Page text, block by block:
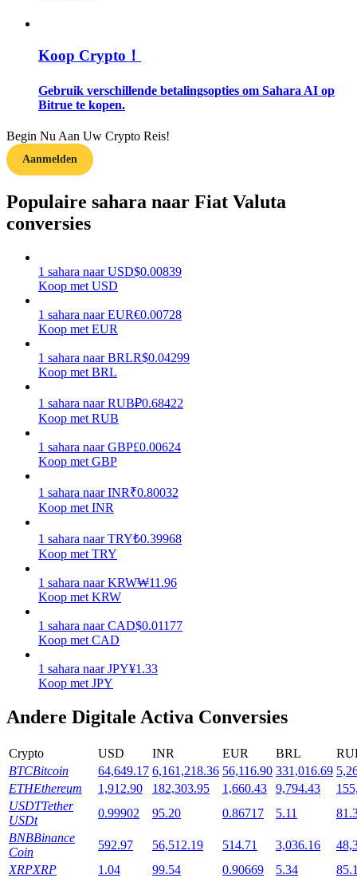
Leer hoe u winstgevend kunt blijven
Verdienen
Macht varkentje
Uitzetten
Hoog rendement en directe toegang
Flexibel staken om populaire tokens te verdienen.
Koop Crypto！
Gebruik verschillende betalingsopties om Sahara AI op
Bitrue te kopen.
Begin Nu Aan Uw Crypto Reis!
Aanmelden
Populaire sahara naar Fiat Valuta
conversies
1 sahara naar USD$0.00839
Koop met USD
1 sahara naar EUR€0.00728
Koop met EUR
1 sahara naar BRLR$0.04299
Koop met BRL
1 sahara naar RUB₽0.68422
Koop met RUB
1 sahara naar GBP£0.00624
Koop met GBP
1 sahara naar INR₹0.80032
Koop met INR
1 sahara naar TRY₺0.39968
Koop met TRY
1 sahara naar KRW₩11.96
Koop met KRW
1 sahara naar CAD$0.01177
Koop met CAD
1 sahara naar JPY¥1.33
Koop met JPY
Andere Digitale Activa Conversies
Crypto USD INR EUR BRL
BTCBitcoin 64,649.17 6,161,218.36 56,116.90 331,016.69
ETHEthereum 1,912.90 182,303.95 1,660.43 9,794.43
USDTTether
USDt
0.99902 95.20 0.86717 5.11
BNBBinance
Coin
592.97 56,512.19 514.71 3,036.16
XRPXRP 1.04 99.54 0.90669 5.34